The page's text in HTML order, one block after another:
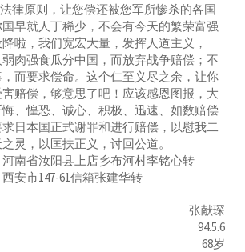
律原则，让您偿还被您军所惨杀的各国
早就人丁稀少，不会有今天的繁荣富强
啦，我们宽宏大量，发挥人道主义，
弱肉强食瓜分中国，而放弃战争赔偿；不
而要求偿命。这个仁至义尽之余，让你
赔偿，够意思了吧！应该感恩图报，大
、惶恐、诚心、积极、迅速、如数赔偿
日本国正式谢罪和进行赔偿，以慰我二
灵，以匡扶正义，讨回公道。
省汝阳县上店乡布河村李铭心转
市147-61信箱张建华转
张献琛
94.5.6
68岁